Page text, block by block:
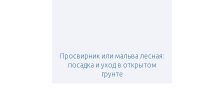
Просвирник или мальва лесная:
посадка и уход в открытом
грунте